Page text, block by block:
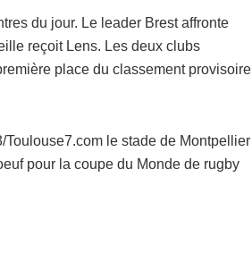
du jour. Le leader Brest affronte
reçoit Lens. Les deux clubs
place du classement provisoire
Toulouse7.com le stade de Montpellier
pour la coupe du Monde de rugby